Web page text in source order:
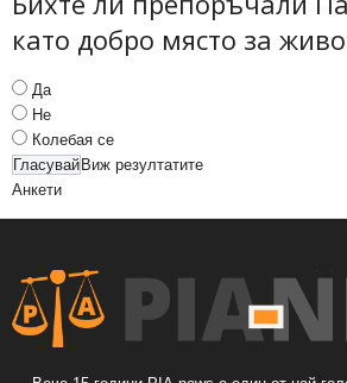
като добро място за
Да
Не
Колебая се
Виж резултатите
Анкети